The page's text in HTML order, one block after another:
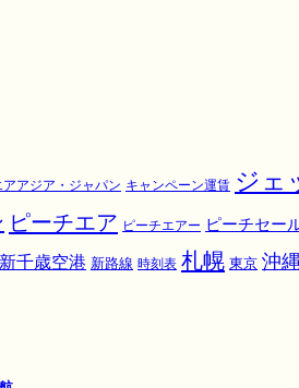
アアジア・ジャパン キャンペーン運賃 ジェ
ピーチエア ピーチエアー ピーチセー
新千歳空港 新路線 時刻表 札幌 東京 沖縄